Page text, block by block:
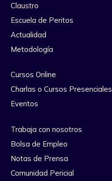
Claustro
Escuela de Peritos
Actualidad
Metodología
Cursos Online
Charlas o Cursos Presenciales
Eventos
Trabaja con nosotros
Bolsa de Empleo
Notas de Prensa
Comunidad Pericial